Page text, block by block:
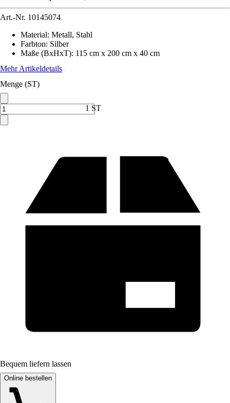
Art.-Nr. 10145074
Material: Metall, Stahl
Farbton: Silber
Maße (BxHxT): 115 cm x 200 cm x 40 cm
Mehr Artikeldetails
Menge (ST)
1 ST
Bequem liefern lassen
Online bestellen